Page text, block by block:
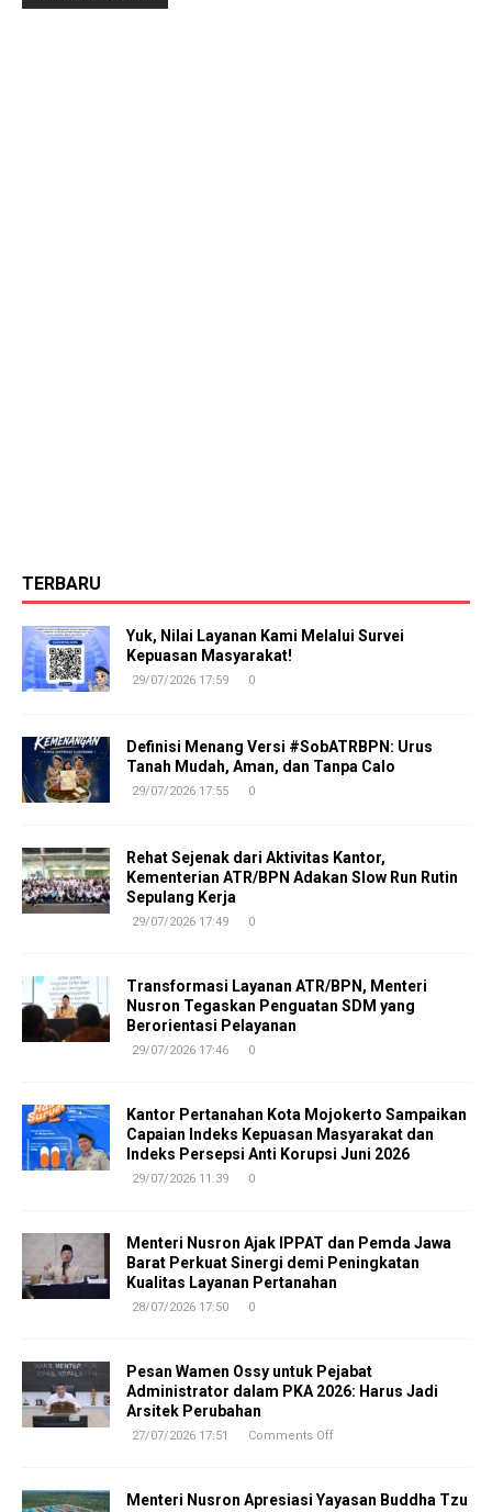
TERBARU
Yuk, Nilai Layanan Kami Melalui Survei
Kepuasan Masyarakat!
29/07/2026 17:59 0
Definisi Menang Versi #SobATRBPN: Urus
Tanah Mudah, Aman, dan Tanpa Calo
29/07/2026 17:55 0
Rehat Sejenak dari Aktivitas Kantor,
Kementerian ATR/BPN Adakan Slow Run Rutin
Sepulang Kerja
29/07/2026 17:49 0
Transformasi Layanan ATR/BPN, Menteri
Nusron Tegaskan Penguatan SDM yang
Berorientasi Pelayanan
29/07/2026 17:46 0
Kantor Pertanahan Kota Mojokerto Sampaikan
Capaian Indeks Kepuasan Masyarakat dan
Indeks Persepsi Anti Korupsi Juni 2026
29/07/2026 11:39 0
Menteri Nusron Ajak IPPAT dan Pemda Jawa
Barat Perkuat Sinergi demi Peningkatan
Kualitas Layanan Pertanahan
28/07/2026 17:50 0
Pesan Wamen Ossy untuk Pejabat
Administrator dalam PKA 2026: Harus Jadi
Arsitek Perubahan
27/07/2026 17:51 Comments Off
Menteri Nusron Apresiasi Yayasan Buddha Tzu